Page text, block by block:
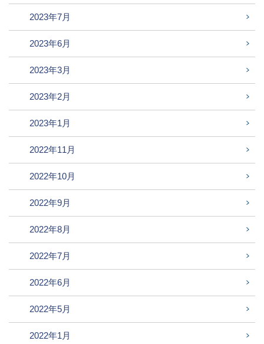
2023年7月
2023年6月
2023年3月
2023年2月
2023年1月
2022年11月
2022年10月
2022年9月
2022年8月
2022年7月
2022年6月
2022年5月
2022年1月